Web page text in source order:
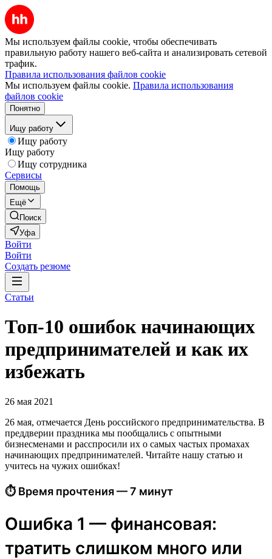
Мы используем файлы cookie, чтобы обеспечивать
правильную работу нашего веб-сайта и анализировать сетевой
трафик.
Правила использования файлов cookie
Мы используем файлы cookie. Правила использования
файлов cookie
Понятно
Ищу работу
Ищу работу
Ищу работу
Ищу сотрудника
Сервисы
Помощь
Ещё
Поиск
Уфа
Войти
Войти
Создать резюме
Статьи
Топ-10 ошибок начинающих
предпринимателей и как их
избежать
26 мая 2021
26 мая, отмечается День российского предпринимательства. В
преддверии праздника мы пообщались с опытными
бизнесменами и расспросили их о самых частых промахах
начинающих предпринимателей. Читайте нашу статью и
учитесь на чужих ошибках!
⏱ Время прочтения — 7 минут
Ошибка 1 — финансовая:
тратить слишком много или